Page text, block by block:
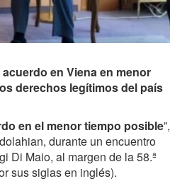
en Viena en menor
derechos legítimos del país
en el menor tiempo posible”,
durante un encuentro
Di Maio, al margen de la 58.ª
sus siglas en inglés).